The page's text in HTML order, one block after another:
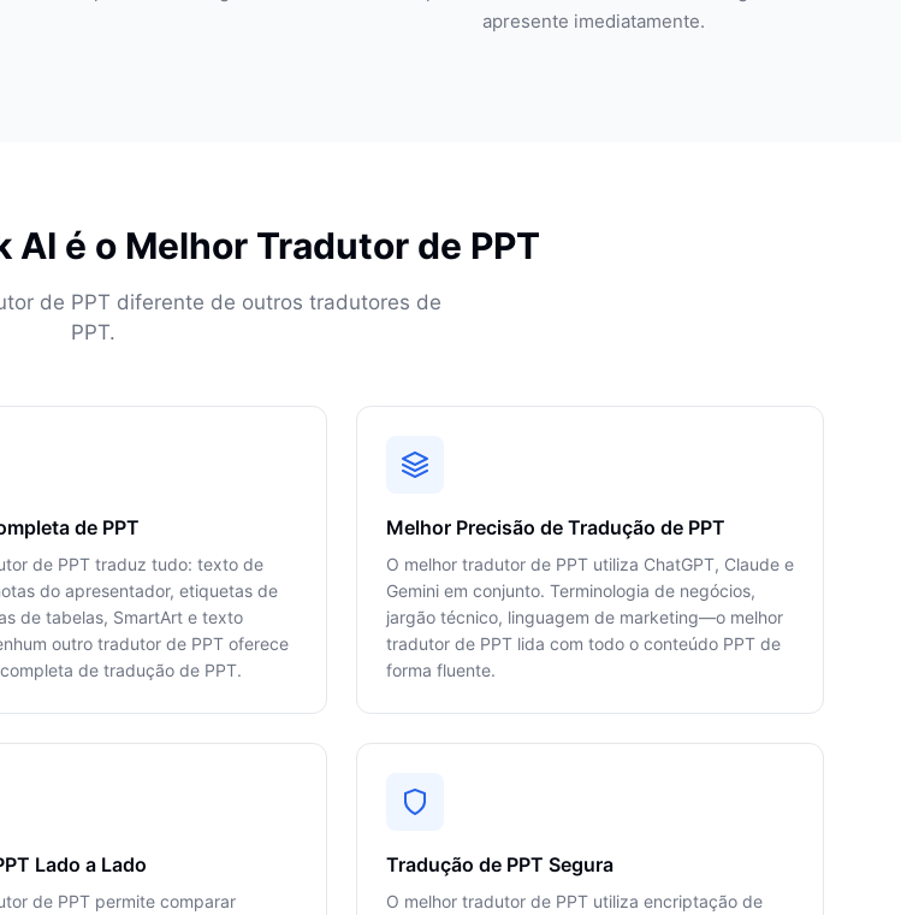
apresente imediatamente.
AI é o Melhor Tradutor de PPT
de PPT diferente de outros tradutores de
PPT.
de PPT
de PPT traduz tudo: texto de
do apresentador, etiquetas de
de tabelas, SmartArt e texto
outro tradutor de PPT oferece
de tradução de PPT.
Melhor Precisão de Tradução de PPT
O melhor tradutor de PPT utiliza ChatGPT, Claude e
Gemini em conjunto. Terminologia de negócios,
jargão técnico, linguagem de marketing—o melhor
tradutor de PPT lida com todo o conteúdo PPT de
forma fluente.
Lado a Lado
de PPT permite comparar
Tradução de PPT Segura
O melhor tradutor de PPT utiliza encriptação de